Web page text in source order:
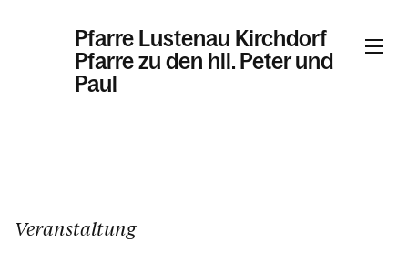
Pfarre Lustenau Kirchdorf
Pfarre zu den hll. Peter und
Paul
Kalender
Veranstaltung